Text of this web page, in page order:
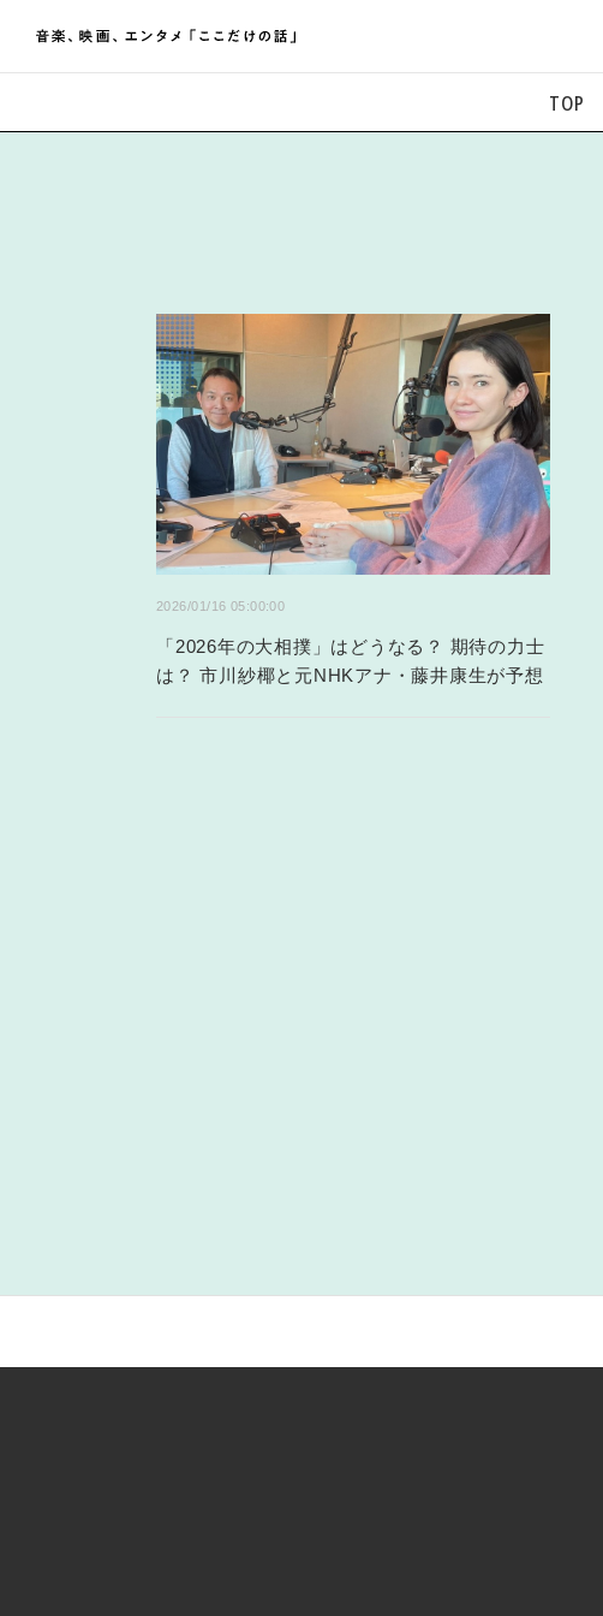
TOP
2026/01/16 05:00:00
「2026年の大相撲」はどうなる？ 期待の力士
は？ 市川紗椰と元NHKアナ・藤井康生が予想